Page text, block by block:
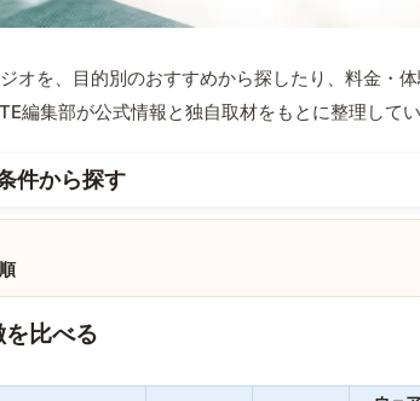
オを、目的別のおすすめから探したり、料金・
編集部が公式情報と独自取材をもとに整理してい
件から探す
比べる